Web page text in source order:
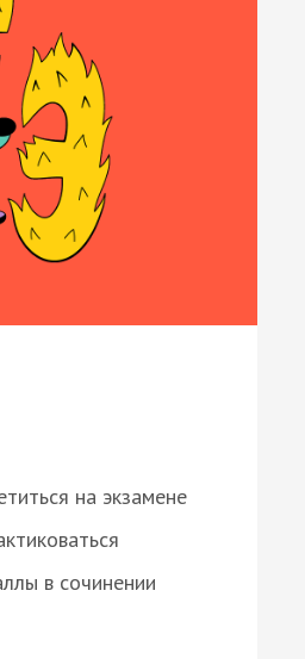
на экзамене
в сочинении